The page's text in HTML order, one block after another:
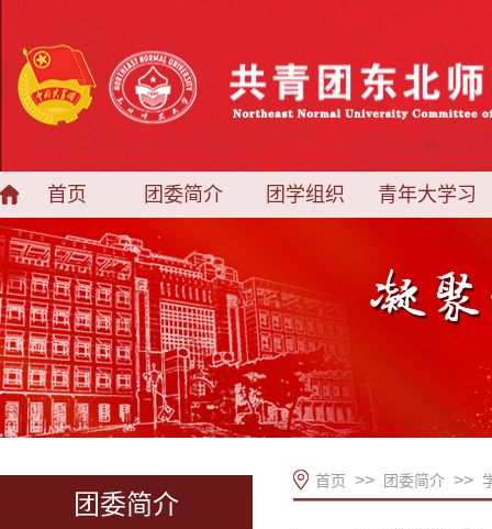
首页 团委简介 团学组织 青年大学习
团委简介
首页 >> 团委简介 >>